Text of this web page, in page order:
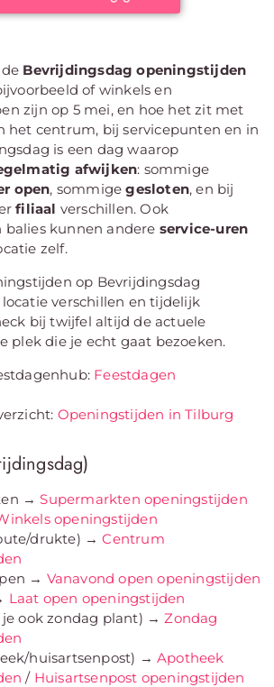
Bevrijdingsdag openingstijden
of winkels en
zijn op 5 mei, en hoe het zit met
het centrum, bij servicepunten en in
is een dag waarop
afwijken: sommige
open, sommigegesloten, en bij
filiaal verschillen. Ook
kunnen andere service-uren
zelf.
op Bevrijdingsdag
verschillen en tijdelijk
bij twijfel altijd de actuele
plek die je echt gaat bezoeken.
Feestdagen
Openingstijden in Tilburg
→Supermarkten openingstijden
openingstijden
drukte) →Centrum
→ Vanavond open openingstijden
Laat open openingstijden
je ook zondag plant) →Zondag
huisartsenpost) →Apotheek
/ Huisartsenpost openingstijden